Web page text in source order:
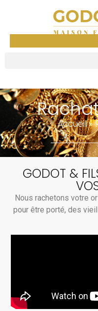
Accueil»
GODOT &
Nous rachetons votre
pour être porté, des